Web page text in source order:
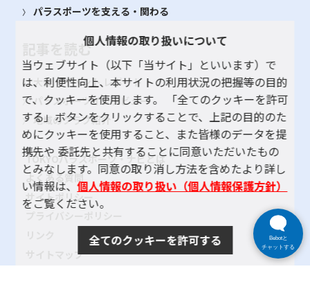
パラスポーツを支える・関わる
記事を読む
大会・イベント レポート
パラスポーツインタビュー
地域のクラブ紹介
TOKYOパラスポーツ・ナビとは
よくある質問
サイトポリシー
サイトマップ
個人情報の取り扱いについて
当ウェブサイト（以下「当サイト」といいます）で
は、利便性向上、本サイトの利用状況の把握等の目的
で、クッキーを使用します。 「全てのクッキーを許可
する」ボタンをクリックすることで、上記の目的のた
めにクッキーを使用すること、また皆様のデータを提
携先や 委託先と共有することに同意いただいたもの
とみなします。同意の取り消し方法を含めたより詳し
い情報は、個人情報の取り扱い（個人情報保護方針）
をご覧ください。
全てのクッキーを許可する
Bebotと
チャットする